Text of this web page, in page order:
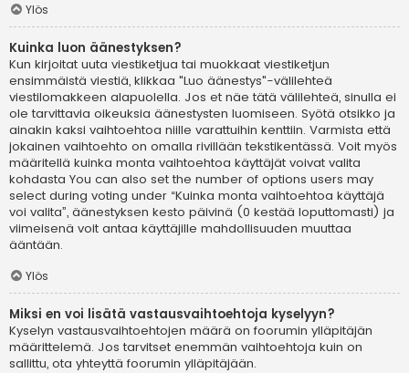
Ylös
Kuinka luon äänestyksen?
Kun kirjoitat uuta viestiketjua tai muokkaat viestiketjun
ensimmäistä viestiä, klikkaa "Luo äänestys"-välilehteä
viestilomakkeen alapuolella. Jos et näe tätä välilehteä, sinulla ei
ole tarvittavia oikeuksia äänestysten luomiseen. Syötä otsikko ja
ainakin kaksi vaihtoehtoa niille varattuihin kenttiin. Varmista että
jokainen vaihtoehto on omalla rivillään tekstikentässä. Voit myös
määritellä kuinka monta vaihtoehtoa käyttäjät voivat valita
kohdasta You can also set the number of options users may
select during voting under “Kuinka monta vaihtoehtoa käyttäjä
voi valita”, äänestyksen kesto päivinä (0 kestää loputtomasti) ja
viimeisenä voit antaa käyttäjille mahdollisuuden muuttaa
ääntään.
Ylös
Miksi en voi lisätä vastausvaihtoehtoja kyselyyn?
Kyselyn vastausvaihtoehtojen määrä on foorumin ylläpitäjän
määrittelemä. Jos tarvitset enemmän vaihtoehtoja kuin on
sallittu, ota yhteyttä foorumin ylläpitäjään.